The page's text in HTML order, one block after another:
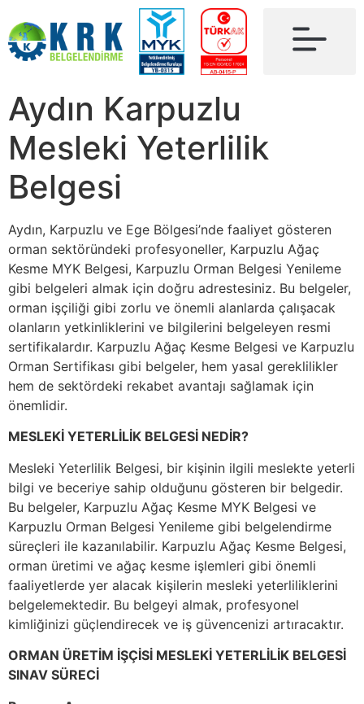
Aydın Karpuzlu
Mesleki Yeterlilik
Belgesi
Aydın, Karpuzlu ve Ege Bölgesi’nde faaliyet gösteren
orman sektöründeki profesyoneller, Karpuzlu Ağaç
Kesme MYK Belgesi, Karpuzlu Orman Belgesi Yenileme
gibi belgeleri almak için doğru adrestesiniz. Bu belgeler,
orman işçiliği gibi zorlu ve önemli alanlarda çalışacak
olanların yetkinliklerini ve bilgilerini belgeleyen resmi
sertifikalardır. Karpuzlu Ağaç Kesme Belgesi ve Karpuzlu
Orman Sertifikası gibi belgeler, hem yasal gereklilikler
hem de sektördeki rekabet avantajı sağlamak için
önemlidir.
MESLEKİ YETERLİLİK BELGESİ NEDİR?
Mesleki Yeterlilik Belgesi, bir kişinin ilgili meslekte yeterli
bilgi ve beceriye sahip olduğunu gösteren bir belgedir.
Bu belgeler, Karpuzlu Ağaç Kesme MYK Belgesi ve
Karpuzlu Orman Belgesi Yenileme gibi belgelendirme
süreçleri ile kazanılabilir. Karpuzlu Ağaç Kesme Belgesi,
orman üretimi ve ağaç kesme işlemleri gibi önemli
faaliyetlerde yer alacak kişilerin mesleki yeterliliklerini
belgelemektedir. Bu belgeyi almak, profesyonel
kimliğinizi güçlendirecek ve iş güvencenizi artıracaktır.
ORMAN ÜRETİM İŞÇİSİ MESLEKİ YETERLİLİK BELGESİ
SINAV SÜRECİ